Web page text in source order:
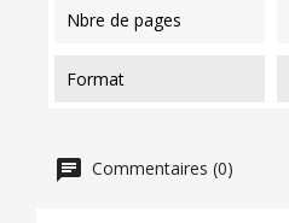
nbre de pages
format
Commentaires (0)